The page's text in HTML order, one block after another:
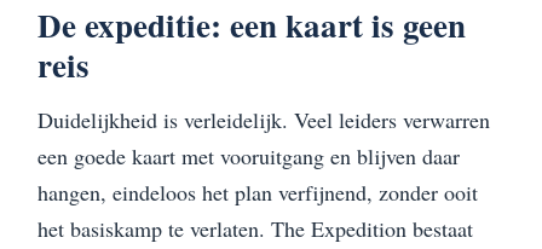
De expeditie: een kaart is geen
reis
Duidelijkheid is verleidelijk. Veel leiders verwarren
een goede kaart met vooruitgang en blijven daar
hangen, eindeloos het plan verfijnend, zonder ooit
het basiskamp te verlaten. The Expedition bestaat